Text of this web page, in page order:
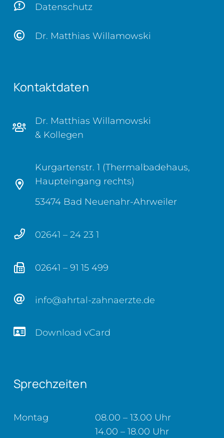
Datenschutz
Dr. Matthias Willamowski
Kontaktdaten
Dr. Matthias Willamowski
& Kollegen
Kurgartenstr. 1 (Thermalbadehaus,
Haupteingang rechts)
53474 Bad Neuenahr-Ahrweiler
02641 – 24 23 1
02641 – 91 15 499
info@ahrtal-zahnaerzte.de
Download vCard
Sprechzeiten
Montag
08.00 – 13.00 Uhr
14.00 – 18.00 Uhr